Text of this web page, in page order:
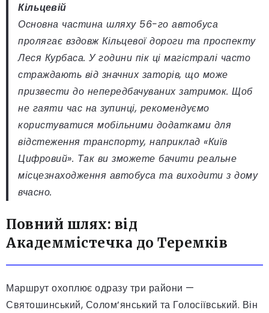
Кільцевій
Основна частина шляху 56-го автобуса
пролягає вздовж Кільцевої дороги та проспекту
Леся Курбаса. У години пік ці магістралі часто
страждають від значних заторів, що може
призвести до непередбачуваних затримок. Щоб
не гаяти час на зупинці, рекомендуємо
користуватися мобільними додатками для
відстеження транспорту, наприклад «Київ
Цифровий». Так ви зможете бачити реальне
місцезнаходження автобуса та виходити з дому
вчасно.
Повний шлях: від
Академмістечка до Теремків
Маршрут охоплює одразу три райони —
Святошинський, Солом’янський та Голосіївський. Він